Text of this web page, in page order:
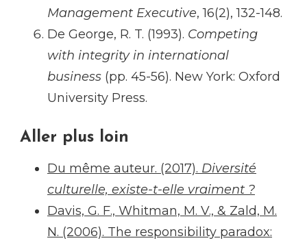
Management Executive, 16(2), 132-148.
De George, R. T. (1993). Competing
with integrity in international
business (pp. 45-56). New York: Oxford
University Press.
Aller plus loin
Du même auteur. (2017). Diversité
culturelle, existe-t-elle vraiment ?
Davis, G. F., Whitman, M. V., & Zald, M.
N. (2006). The responsibility paradox: